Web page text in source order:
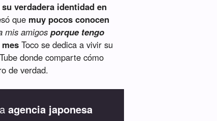
verdadera identidad en
que muy pocos conocen
mis amigosporque tengo
Toco se dedica a vivir su
donde comparte cómo
de verdad.
agencia japonesa